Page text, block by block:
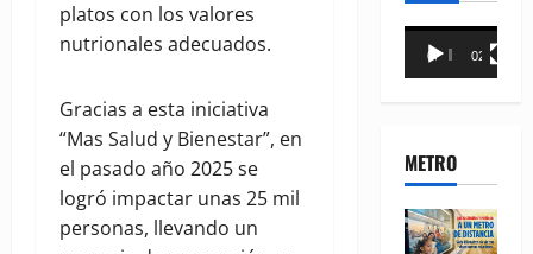
platos con los valores
nutrionales adecuados.
Gracias a esta iniciativa
“Mas Salud y Bienestar”, en
el pasado año 2025 se
logró impactar unas 25 mil
personas, llevando un
Reproductor
00:00 02:18
METRO